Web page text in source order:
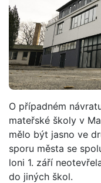
O případném
mateřské školy v
mělo být jasno ve
sporu města se
loni 1. září
do jiných škol.